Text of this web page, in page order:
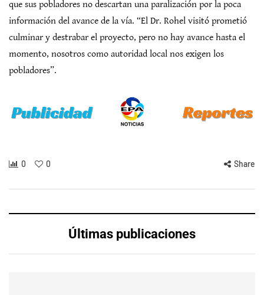
que sus pobladores no descartan una paralización por la poca
información del avance de la vía. “El Dr. Rohel visitó prometió
culminar y destrabar el proyecto, pero no hay avance hasta el
momento, nosotros como autoridad local nos exigen los
pobladores”.
0 0 Share
Últimas publicaciones